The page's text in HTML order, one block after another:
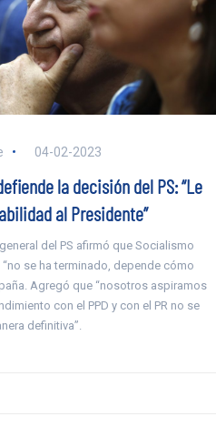
04-02-2023
la decisión del PS: “Le
al Presidente”
del PS afirmó que Socialismo
se ha terminado, depende cómo
Agregó que “nosotros aspiramos
con el PPD y con el PR no se
definitiva”.